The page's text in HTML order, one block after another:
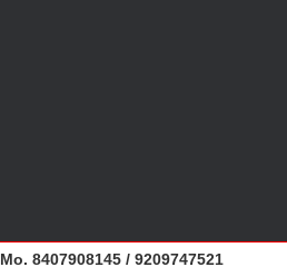
Mo. 8407908145 / 9209747521